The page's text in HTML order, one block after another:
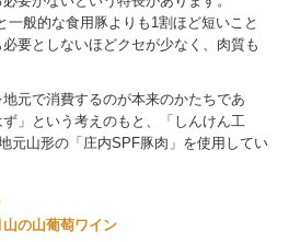
一般的な食用豚よりも1割ほど短いこと
要としないほどクセが少なく、肉質も
地元で消費するのが本来のかたちであ
」という考えのもと、「しんけん工
元山形の「庄内SPF豚肉」を使用してい
の山葡萄ワイン